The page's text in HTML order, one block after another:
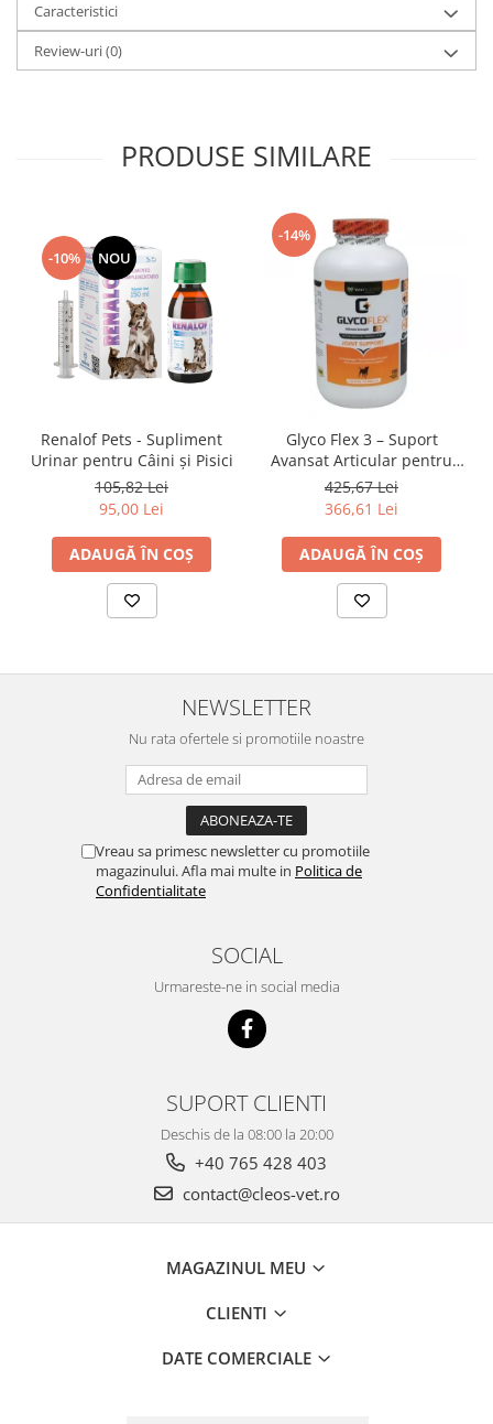
Caracteristici
Review-uri(0)
PRODUSE SIMILARE
-10% NOU
Renalof Pets - Supliment
Urinar pentru Câini și Pisici
105,82 Lei
95,00 Lei
ADAUGĂ ÎN COȘ
-14%
Glyco Flex 3 – Suport
Avansat Articular pentru
Câini
425,67 Lei
366,61 Lei
ADAUGĂ ÎN COȘ
NEWSLETTER
Nu rata ofertele si promotiile noastre
Vreau sa primesc newsletter cu promotiile
magazinului. Afla mai multe in Politica de
Confidentialitate
SOCIAL
Urmareste-ne in social media
SUPORT CLIENTI
Deschis de la 08:00 la 20:00
+40 765 428 403
contact@cleos-vet.ro
MAGAZINUL MEU
CLIENTI
DATE COMERCIALE